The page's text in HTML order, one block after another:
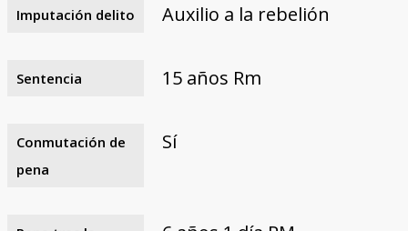
Imputación delito Auxilio a la rebelión
Sentencia 15 años Rm
Conmutación de
pena
Sí